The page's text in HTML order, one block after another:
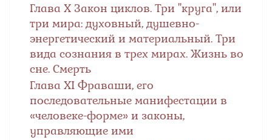
Глава Х Закон циклов. Три "круга", или
три мира: духовный, душевно-
энергетический и материальный. Три
вида сознания в трех мирах. Жизнь во
сне. Смерть
Глава XI Фраваши, его
последовательные манифестации в
«человеке-форме» и законы,
управляющие ими